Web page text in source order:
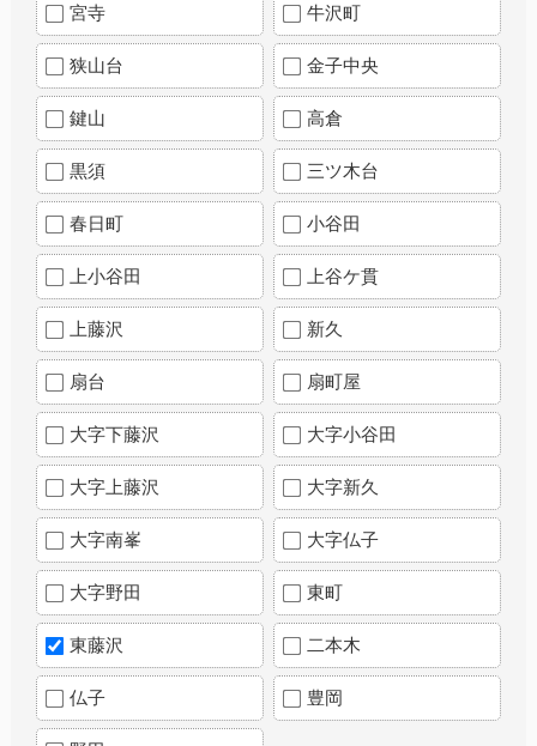
宮寺 牛沢町
狭山台 金子中央
鍵山 高倉
黒須 三ツ木台
春日町 小谷田
上小谷田 上谷ケ貫
上藤沢 新久
扇台 扇町屋
大字下藤沢 大字小谷田
大字上藤沢 大字新久
大字南峯 大字仏子
大字野田 東町
東藤沢 二本木
仏子 豊岡